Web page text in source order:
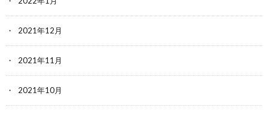
2021年12月
2021年11月
2021年10月